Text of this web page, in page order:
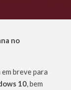
no
breve para
10 , bem